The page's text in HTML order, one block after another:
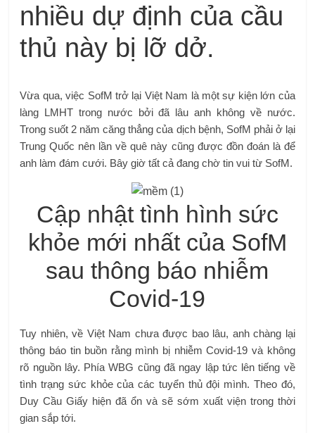
nhiều dự định của cầu
thủ này bị lỡ dở.
Vừa qua, việc SofM trở lại Việt Nam là một sự kiện lớn của
làng LMHT trong nước bởi đã lâu anh không về nước.
Trong suốt 2 năm căng thẳng của dịch bệnh, SofM phải ở lại
Trung Quốc nên lần về quê này cũng được đồn đoán là để
anh làm đám cưới. Bây giờ tất cả đang chờ tin vui từ SofM.
Cập nhật tình hình sức
khỏe mới nhất của SofM
sau thông báo nhiễm
Covid-19
Tuy nhiên, về Việt Nam chưa được bao lâu, anh chàng lại
thông báo tin buồn rằng mình bị nhiễm Covid-19 và không
rõ nguồn lây. Phía WBG cũng đã ngay lập tức lên tiếng về
tình trạng sức khỏe của các tuyển thủ đội mình. Theo đó,
Duy Cầu Giấy hiện đã ổn và sẽ sớm xuất viện trong thời
gian sắp tới.